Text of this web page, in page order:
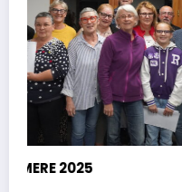
Lagastet
platanes
7 juillet 2025